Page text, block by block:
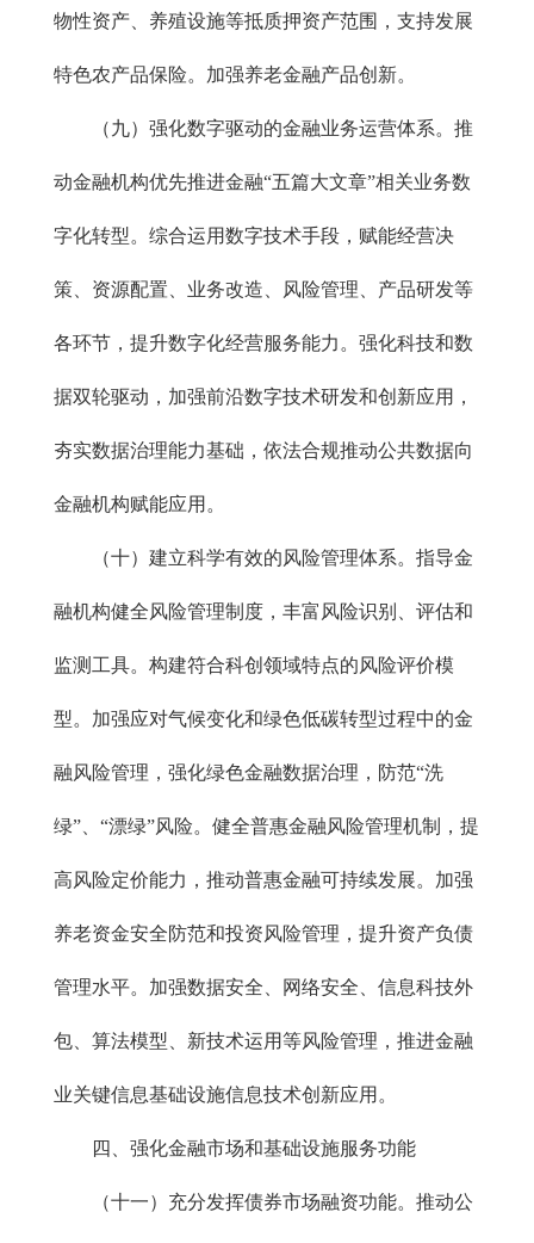
物性资产、养殖设施等抵质押资产范围，支持发展
特色农产品保险。加强养老金融产品创新。
（九）强化数字驱动的金融业务运营体系。推
动金融机构优先推进金融“五篇大文章”相关业务数
字化转型。综合运用数字技术手段，赋能经营决
策、资源配置、业务改造、风险管理、产品研发等
各环节，提升数字化经营服务能力。强化科技和数
据双轮驱动，加强前沿数字技术研发和创新应用，
夯实数据治理能力基础，依法合规推动公共数据向
金融机构赋能应用。
（十）建立科学有效的风险管理体系。指导金
融机构健全风险管理制度，丰富风险识别、评估和
监测工具。构建符合科创领域特点的风险评价模
型。加强应对气候变化和绿色低碳转型过程中的金
融风险管理，强化绿色金融数据治理，防范“洗
绿”、“漂绿”风险。健全普惠金融风险管理机制，提
高风险定价能力，推动普惠金融可持续发展。加强
养老资金安全防范和投资风险管理，提升资产负债
管理水平。加强数据安全、网络安全、信息科技外
包、算法模型、新技术运用等风险管理，推进金融
业关键信息基础设施信息技术创新应用。
四、强化金融市场和基础设施服务功能
（十一）充分发挥债券市场融资功能。推动公